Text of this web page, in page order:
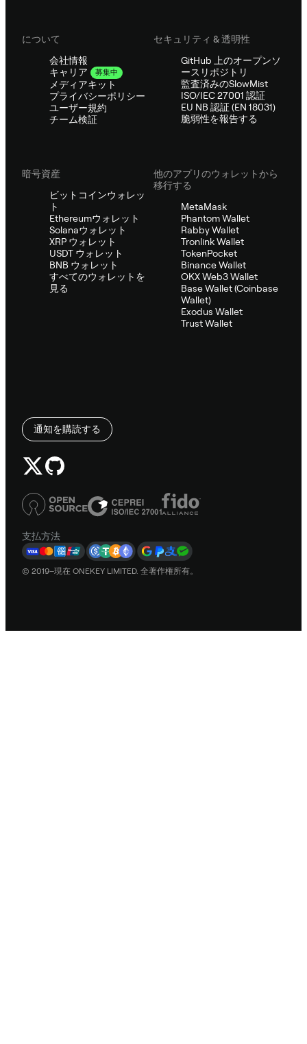
について
会社情報
キャリア
募集中
メディアキット
プライバシーポリシー
ユーザー規約
チーム検証
セキュリティ & 透明性
GitHub 上のオープンソ
ースリポジトリ
監査済みのSlowMist
ISO/IEC 27001 認証
EU NB 認証 (EN 18031)
脆弱性を報告する
暗号資産
ビットコインウォレッ
ト
Ethereumウォレット
Solanaウォレット
XRP ウォレット
USDT ウォレット
BNB ウォレット
すべてのウォレットを
見る
他のアプリのウォレットから
移行する
MetaMask
Phantom Wallet
Rabby Wallet
Tronlink Wallet
TokenPocket
Binance Wallet
OKX Web3 Wallet
Base Wallet (Coinbase
Wallet)
Exodus Wallet
Trust Wallet
通知を購読する
支払方法
© 2019–現在 ONEKEY LIMITED. 全著作権所有。